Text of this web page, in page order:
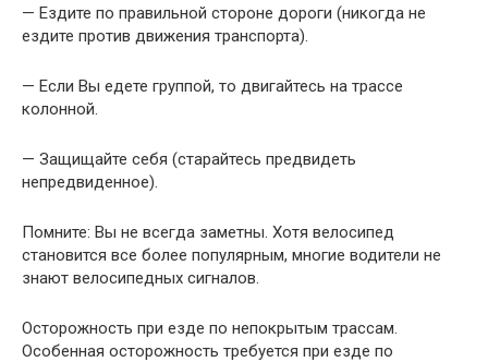
— Ездите по правильной стороне дороги (никогда не
ездите против движения транспорта).
— Если Вы едете группой, то двигайтесь на трассе
колонной.
— Защищайте себя (старайтесь предвидеть
непредвиденное).
Помните: Вы не всегда заметны. Хотя велосипед
становится все более популярным, многие водители не
знают велосипедных сигналов.
Осторожность при езде по непокрытым трассам.
Особенная осторожность требуется при езде по